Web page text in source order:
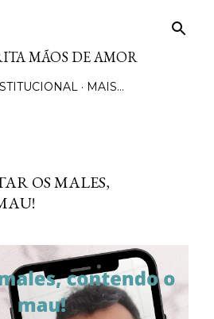
MÃOS DE AMOR
MAIS…
OS MALES,